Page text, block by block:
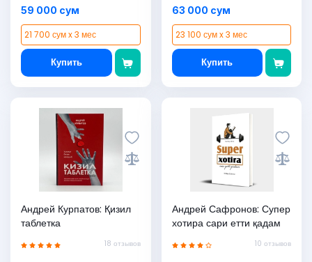
59 000 сум
21 700 сум x 3 мес
Купить
63 000 сум
23 100 сум x 3 мес
Купить
Андрей Курпатов: Қизил
таблетка
18 отзывов
Андрей Сафронов: Супер
хотира сари етти қадам
10 отзывов